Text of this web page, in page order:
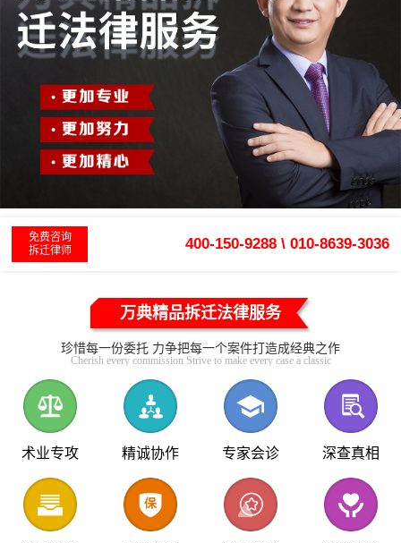
免费咨询
拆迁律师
400-150-9288 \ 010-8639-3036
万典精品拆迁法律服务
珍惜每一份委托 力争把每一个案件打造成经典之作
Cherish every commission Strive to make every case a classic
术业专攻 精诚协作 专家会诊 深查真相